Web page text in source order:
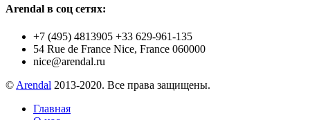
Arendal в соц сетях:
+7 (495) 4813905 +33 629-961-135
54 Rue de France Nice, France 060000
nice@arendal.ru
© Arendal 2013-2020. Все права защищены.
Главная